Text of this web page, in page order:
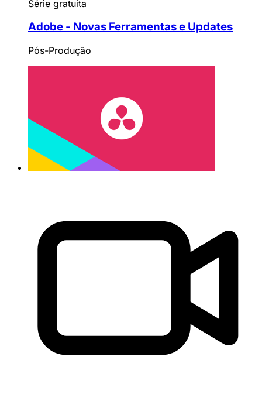
Série gratuita
Adobe - Novas Ferramentas e Updates
Pós-Produção